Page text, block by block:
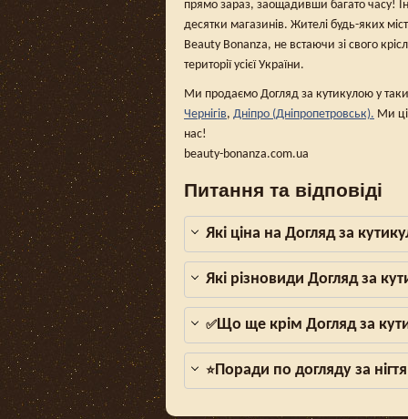
прямо зараз, заощадивши багато часу!
десятки магазинів. Жителі будь-яких
Beauty Bonanza, не встаючи зі свого
території усієї України.
Ми продаємо Догляд за кутикулою у
Чернігів, Дніпро (Дніпропетровськ). Ми
нас!
beauty-bonanza.com.ua
Питання та відповіді
Які ціна на Догляд за
Які різновиди Догляд за
✅Що ще крім Догляд за
⭐Поради по догляду за